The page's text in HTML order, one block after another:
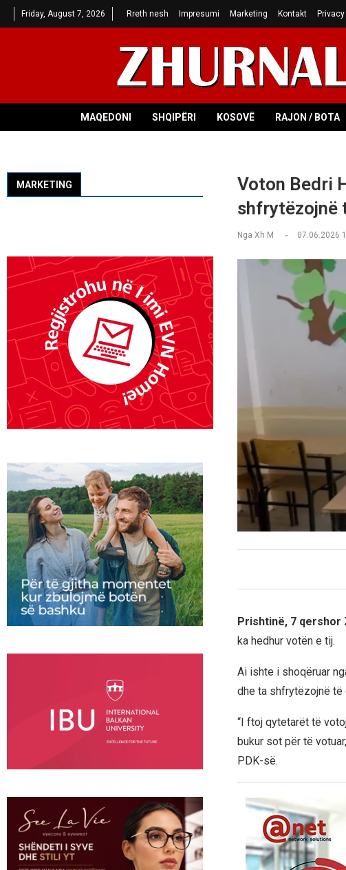
Friday, August 7, 2026 Rreth nesh Impresumi Marketing Kontakt
MAQEDONI SHQIPËRI KOSOVË RAJON / BOTA
Voton Bedri
shfrytëzojnë
Nga Xh M 07.06.2026
Prishtinë, 7 qershor
ka hedhur votën e tij.
Ai ishte i shoqëruar
dhe ta shfrytëzojnë të
“I ftoj qytetarët të
bukur sot për të
PDK-së.
MARKETING